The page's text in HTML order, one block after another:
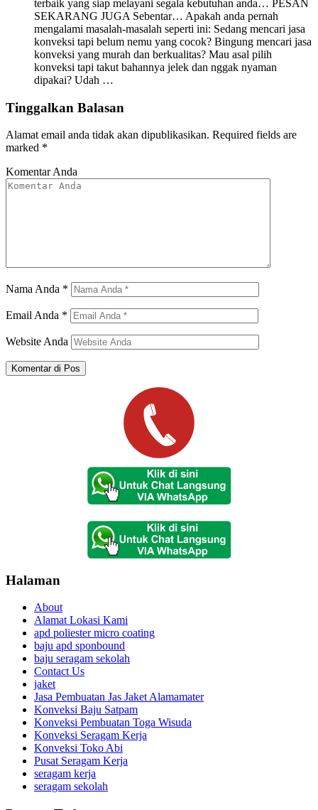
terbaik yang siap melayani segala kebutuhan anda… PESAN
SEKARANG JUGA Sebentar… Apakah anda pernah
mengalami masalah-masalah seperti ini: Sedang mencari jasa
konveksi tapi belum nemu yang cocok? Bingung mencari jasa
konveksi yang murah dan berkualitas? Mau asal pilih
konveksi tapi takut bahannya jelek dan nggak nyaman
dipakai? Udah …
Tinggalkan Balasan
Alamat email anda tidak akan dipublikasikan. Required fields are
marked *
Komentar Anda
Nama Anda *
Email Anda *
Website Anda
Halaman
About
Alamat Lokasi Kami
apd poliester micro coating
baju apd sponbound
baju seragam sekolah
Contact Us
jaket
Jasa Pembuatan Jas Jaket Alamamater
Konveksi Baju Satpam
Konveksi Pembuatan Toga Wisuda
Konveksi Seragam Kerja
Konveksi Toko Abi
Pusat Seragam Kerja
seragam kerja
seragam sekolah